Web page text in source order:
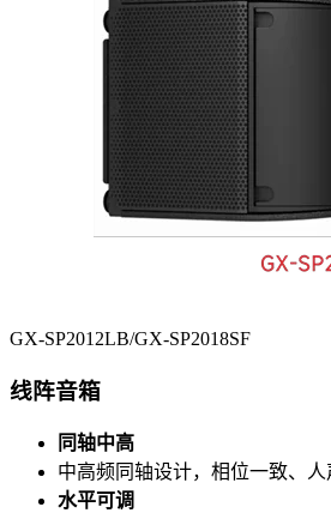
GX-SP2012LB/GX-SP2018SF
线阵音箱
同轴中高
中高频同轴设计，相位一致、人
水平可调